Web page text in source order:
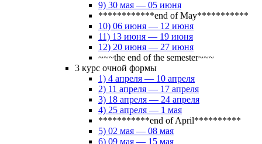
9) 30 мая — 05 июня
************end of May***********
10) 06 июня — 12 июня
11) 13 июня — 19 июня
12) 20 июня — 27 июня
~~~the end of the semester~~~
3 курс очной формы
1) 4 апреля — 10 апреля
2) 11 апреля — 17 апреля
3) 18 апреля — 24 апреля
4) 25 апреля — 1 мая
***********end of April**********
5) 02 мая — 08 мая
6) 09 мая — 15 мая